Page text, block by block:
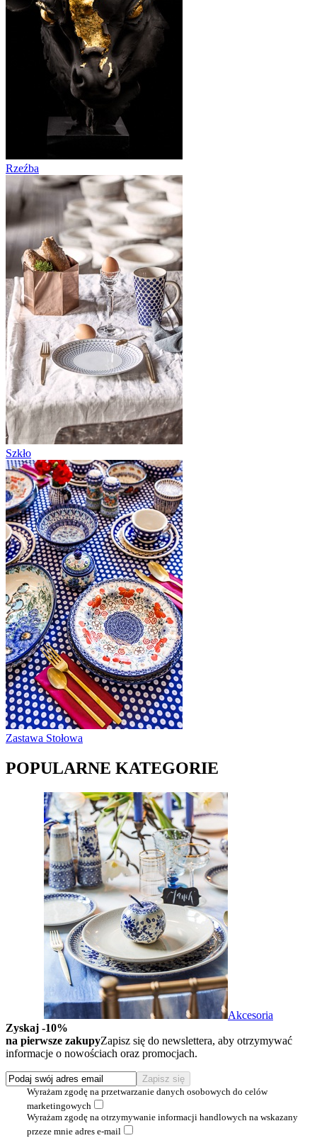
Rzeźba
Szkło
Zastawa Stołowa
POPULARNE KATEGORIE
Akcesoria
Zyskaj -10%
na pierwsze zakupyZapisz się do newslettera, aby otrzymywać
informacje o nowościach oraz promocjach.
Wyrażam zgodę na przetwarzanie danych osobowych do celów
marketingowych
Wyrażam zgodę na otrzymywanie informacji handlowych na wskazany
przeze mnie adres e-mail